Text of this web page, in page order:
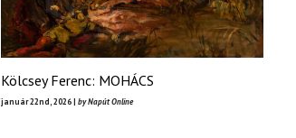
Kölcsey Ferenc: MOHÁCS
január 22nd, 2026 | by Napút Online